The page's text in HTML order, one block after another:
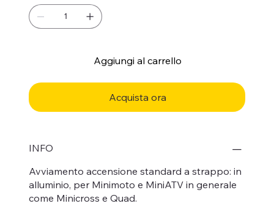
Aggiungi al carrello
Acquista ora
INFO
Avviamento accensione standard a strappo: in
alluminio, per Minimoto e MiniATV in generale
come Minicross e Quad.